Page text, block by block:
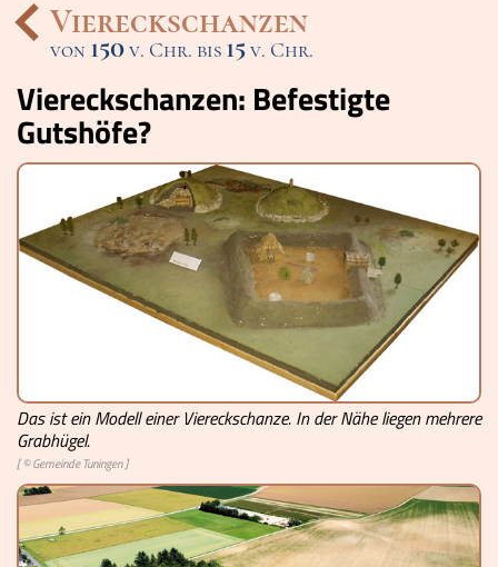
Ereignisse
Lucys Wissensbox
Karte
Quiz
Memospiel
Videos
Mach mit!
Buchtipps
Schulmaterialien
Museen
Viereckschanzen
von 150v. Chr. bis 15v. Chr.
Viereckschanzen: Befestigte
Gutshöfe?
Das ist ein Modell einer Viereckschanze. In der Nähe liegen mehrere
Grabhügel.
[ © Gemeinde Tuningen ]